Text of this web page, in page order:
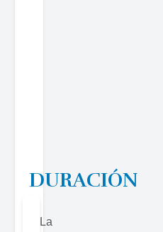
DURACIÓN
La